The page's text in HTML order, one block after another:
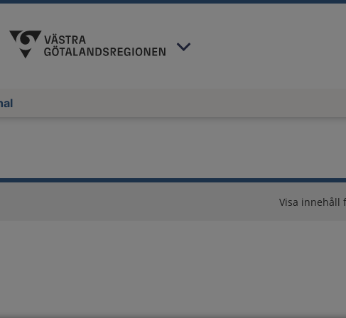
Du har valt regionVästra Götaland
Visa innehåll